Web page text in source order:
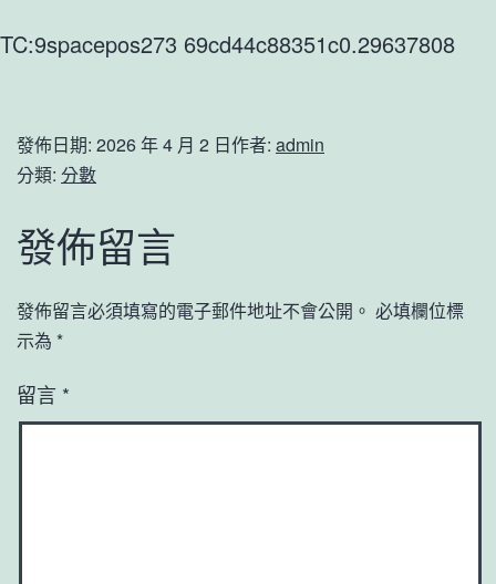
TC:9spacepos273 69cd44c88351c0.29637808
發佈日期: 2026 年 4 月 2 日作者: admin
分類: 分數
發佈留言
發佈留言必須填寫的電子郵件地址不會公開。 必填欄位標
示為 *
留言 *